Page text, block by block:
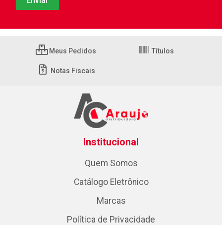
Meus Pedidos Títulos
Notas Fiscais
Institucional
Quem Somos
Catálogo Eletrônico
Marcas
Política de Privacidade